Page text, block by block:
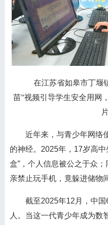
在江苏省如皋市丁堰
苗”视频引导学生安全用网
近年来，与青少年网络
的神经。2025年，17岁高
盒”，个人信息被公之于众
亲禁止玩手机，竟躲进储
截至2025年12月，中国6
人。当这一代青少年成为数